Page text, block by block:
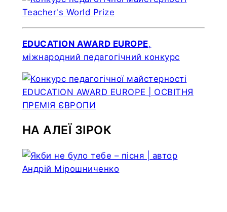
EDUCATION AWARD EUROPE,
міжнародний педагогічний конкурс
НА АЛЕЇ ЗІРОК